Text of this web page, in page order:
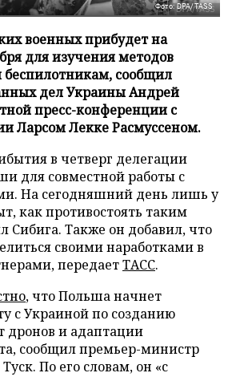
Фото: DPA/TASS
военных прибудет на
для изучения методов
беспилотникам, сообщил
дел Украины Андрей
пресс-конференции с
Ларсом Лекке Расмуссеном.
в четверг делегации
для совместной работы с
На сегодняшний день лишь у
как противостоять таким
Сибига. Также он добавил, что
своими наработками в
передаетТАСС.
, что Польша начнет
с Украиной по созданию
дронов и адаптации
сообщил премьер-министр
По его словам, он «с